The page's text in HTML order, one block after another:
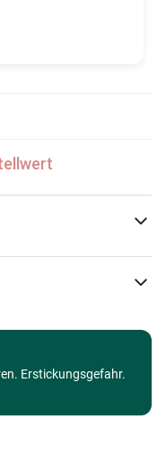
Städte und Dörfer
für Erwachsene (500 bis
Erstickungsgefahr.